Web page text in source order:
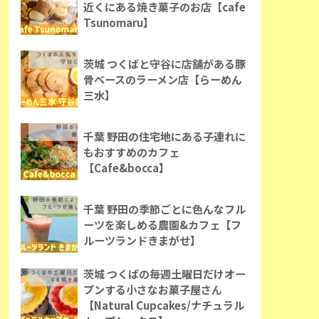
近くにある焼き菓子のお店【cafe
Tsunomaru】
茨城 つくばと守谷に店舗がある豚
骨ベースのラーメン店【らーめん
三水】
千葉 野田の住宅地にある子連れに
もおすすめのカフェ
【Cafe&bocca】
千葉 野田の季節ごとに色んなフル
ーツを楽しめる農園&カフェ【フ
ルーツランドきまがせ】
茨城 つくばの毎週土曜日だけオー
プンする小さなお菓子屋さん
【Natural Cupcakes/ナチュラル